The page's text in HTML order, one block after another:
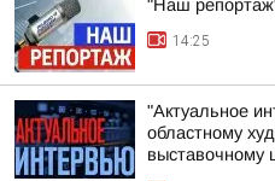
"Наш
14:25
"Актуальное
областному
выставочному